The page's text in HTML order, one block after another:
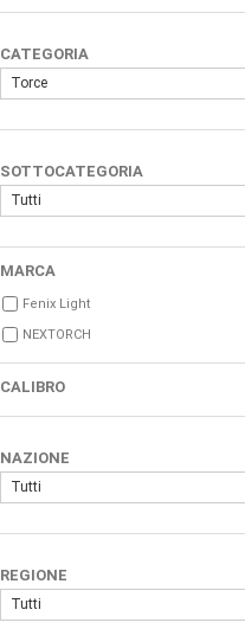
CATEGORIA
Torce
SOTTOCATEGORIA
Tutti
MARCA
Fenix Light
NEXTORCH
CALIBRO
NAZIONE
Tutti
REGIONE
Tutti